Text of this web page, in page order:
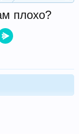
плохо?